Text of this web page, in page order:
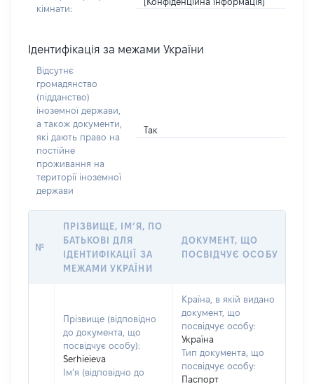
кімнати:
Ідентифікація за межами України
Відсутнє
громадянство
(підданство)
іноземної держави,
а також документи,
які дають право на
постійне
проживання на
території іноземної
держави
Так
№
ПРІЗВИЩЕ, ІМ’Я, ПО
БАТЬКОВІ ДЛЯ
ІДЕНТИФІКАЦІЇ ЗА
МЕЖАМИ УКРАЇНИ
ДОКУМЕНТ, ЩО
ПОСВІДЧУЄ ОСОБУ
Прізвище (відповідно
до документа, що
посвідчує особу):
Serhieieva
Ім’я (відповідно до
Країна, в якій видано
документ, що
посвідчує особу:
Україна
Тип документа, що
посвідчує особу:
Паспорт